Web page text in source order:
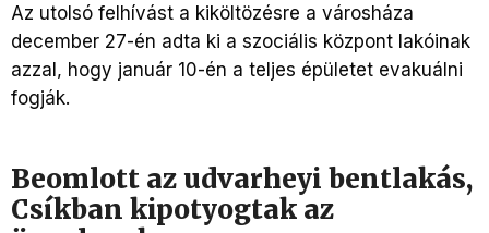
Az utolsó felhívást a kiköltözésre a városháza
december 27-én adta ki a szociális központ lakóinak
azzal, hogy január 10-én a teljes épületet evakuálni
fogják.
Beomlott az udvarheyi bentlakás,
Csíkban kipotyogtak az